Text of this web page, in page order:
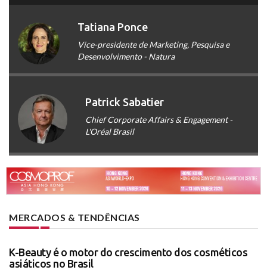
Tatiana Ponce
Vice-presidente de Marketing, Pesquisa e
Desenvolvimento - Natura
Patrick Sabatier
Chief Corporate Affairs & Engagement -
L'Oréal Brasil
MERCADOS & TENDÊNCIAS
K-Beauty é o motor do crescimento dos cosméticos
asiáticos no Brasil